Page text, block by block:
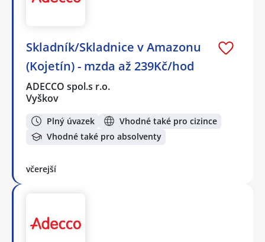
Skladník/Skladnice v Amazonu
(Kojetín) - mzda až 239Kč/hod
ADECCO spol.s r.o.
Vyškov
Plný úvazek
Vhodné také pro cizince
Vhodné také pro absolventy
včerejší